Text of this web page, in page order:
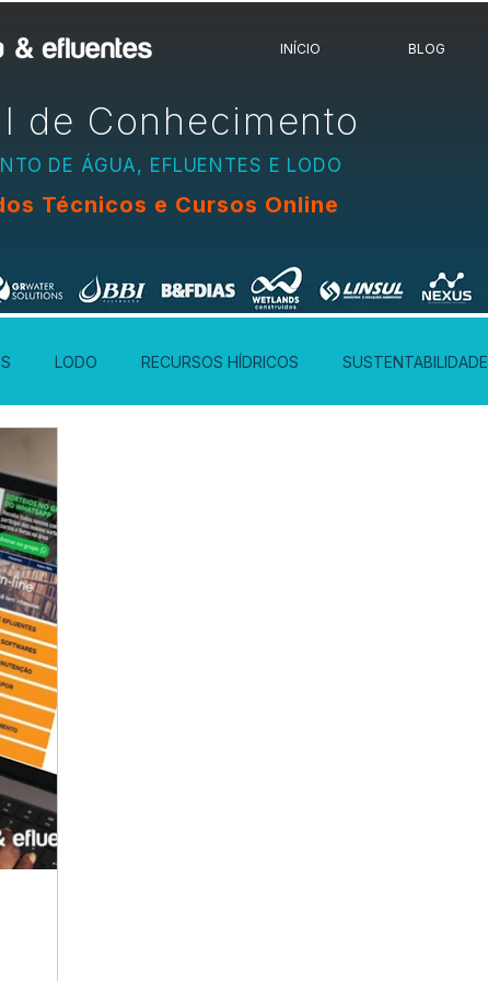
INÍCIO BLOG
de Conhecimento
DE ÁGUA, EFLUENTES E LODO
Técnicos e Cursos Online
LODO RECURSOS HÍDRICOS SUSTENTABILIDADE